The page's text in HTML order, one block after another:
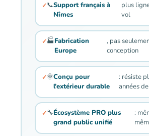
📞Support français à
Nîmes
plus
vol
🏭Fabrication
Europe
, pas
conception
🌞Conçu pour
l'extérieur durable
: résiste
années
🔧Écosystème PRO plus
grand public unifié
: